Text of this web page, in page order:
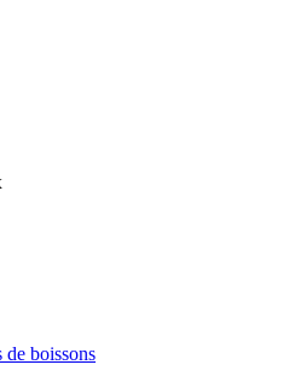
de boissons